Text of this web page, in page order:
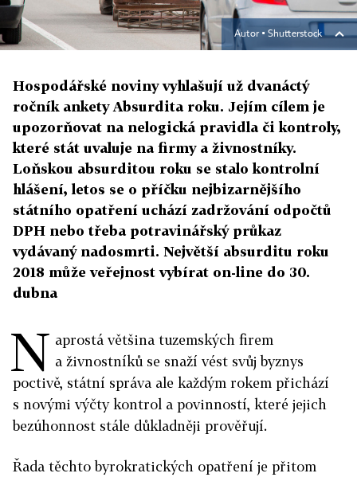
Autor ▪ Shutterstock
Hospodářské noviny vyhlašují už dvanáctý
ročník ankety Absurdita roku. Jejím cílem je
upozorňovat na nelogická pravidla či kontroly,
které stát uvaluje na firmy a živnostníky.
Loňskou absurditou roku se stalo kontrolní
hlášení, letos se o příčku nejbizarnějšího
státního opatření uchází zadržování odpočtů
DPH nebo třeba potravinářský průkaz
vydávaný nadosmrti. Největší absurditu roku
2018 může veřejnost vybírat on-line do 30.
dubna
N aprostá většina tuzemských firem
a živnostníků se snaží vést svůj byznys
poctivě, státní správa ale každým rokem přichází
s novými výčty kontrol a povinností, které jejich
bezúhonnost stále důkladněji prověřují.
Řada těchto byrokratických opatření je přitom